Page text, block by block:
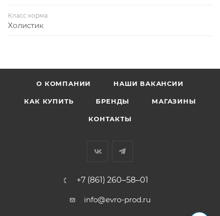
Класс корма
Холистик
О КОМПАНИИ НАШИ ВАКАНСИИ
КАК КУПИТЬ БРЕНДЫ МАГАЗИНЫ
КОНТАКТЫ
+7 (861) 260‒58‒01
info@evro-prod.ru